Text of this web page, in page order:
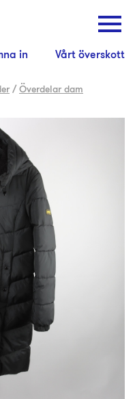
in Vårt överskott
/Överdelar dam